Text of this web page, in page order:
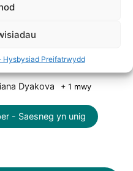
Hysbysiad Preifatrwydd
19 er mwyn llywio
yn unig.
Dyakova + 1 mwy
- Saesneg yn unig